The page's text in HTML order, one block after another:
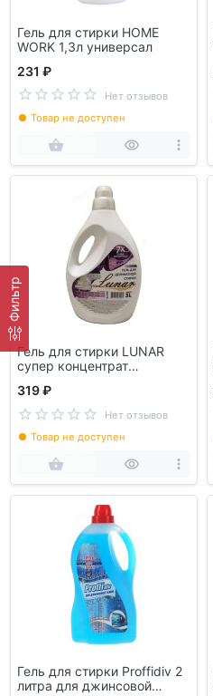
Фильтр
Гель для стирки HOME
WORK 1,3л универсал
231 ₽
Нет отзывов
Товар не доступен
Гель для стирки LUNAR
супер концентрат
319 ₽
Нет отзывов
Товар не доступен
Гель для стирки Proffidiv 2
литра для джинсовой